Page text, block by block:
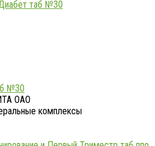
№30
ОАО
комплексы